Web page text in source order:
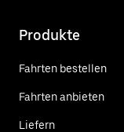
Produkte
Fahrten bestellen
Fahrten anbieten
Liefern